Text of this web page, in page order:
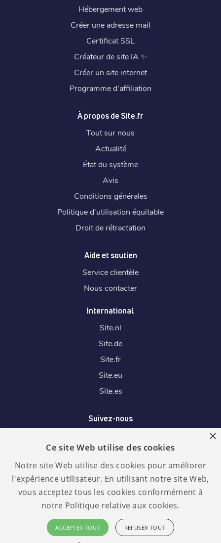
Langue :
RGPD
conforme
Hébergement web
Créer une adresse mail
Certificat SSL
Créateur de site IA ✨
Créer un site internet
Programme d'affiliation
À propos de Site.fr
Tout sur nous
Actualité
État du système
Avis
Conditions générales
Politique d'utilisation équitable
Droit de rétractation
Aide et soutien
Service clientèle
Nous contacter
International
Site.nl
Site.de
Site.fr
Site.eu
Site.es
Suivez-nous
Nous acceptons
×
Ce site Web utilise des cookies
Notre site Web utilise des cookies pour améliorer
l'expérience utilisateur. En utilisant notre site Web,
vous acceptez tous les cookies conformément à
notre Politique relative aux cookies.
ACCEPTER TOUT REFUSER TOUT